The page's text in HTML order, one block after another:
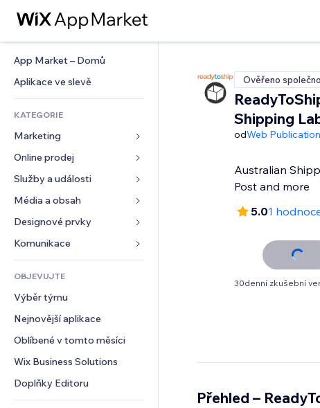
App Market – Domů
Aplikace ve slevě
KATEGORIE
Marketing
Reklamy
Mobilní zařízení
Analytika
Výpisy webu
E‑mail
Online prodej
Aplikace pro obchody
Doprava a doručení
Tlačítka pro prodej
Účetnictví
Kupóny a věrnostní programy
Skladování
Jídlo a nápoje
Služby a události
Ubytování
Události
Restaurace
Nemovitosti
Rezervace
Média a obsah
Galerie
Hudba
Podcasty
Fotografie
Video
PDF
Sdílení souborů
Novinky
Designové prvky
Mapy a navigace
Soukromí a bezpečnost
Hodiny
Šablony stránek
Efekty pro obrázky
Tlačítka a nabídky
Bannery a odznaky
Kalkulačky
Vyhledávání
Formuláře
Ankety
Chat
Komentáře
Telefon
Komunita
Reference a recenze
OBJEVUJTE
Výběr týmu
Nejnovější aplikace
Oblíbené v tomto měsíci
Wix Business Solutions
Doplňky Editoru
Ověřeno
Shipping
odWeb
Australian
Post and more
5.01
30denní zkušební
Přehled –